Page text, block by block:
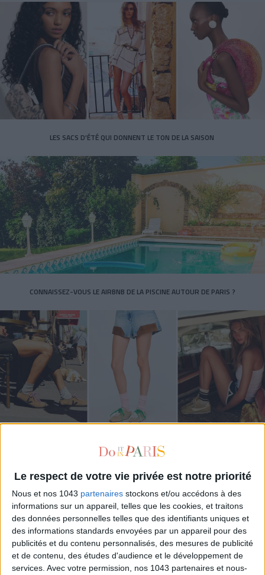
Le respect de votre vie privée est notre priorité
Nous et nos 1043 partenaires stockons et/ou accédons à des
informations sur un appareil, telles que les cookies, et traitons
des données personnelles telles que des identifiants uniques et
des informations standards envoyées par un appareil pour des
publicités et du contenu personnalisés, des mesures de publicité
et de contenu, des études d'audience et le développement de
services. Avec votre permission, nos 1043 partenaires et nous-
LES SACS D’ÉTÉ QUI DONNENT LE TON DE LA SAISON
CONNAISSEZ-VOUS LE AIRBNB DE LA PISCINE AUTOUR DE PARIS ?
LES SNEAKERS STARS DE L’ÉTÉ
Inscrivez-vous à notre newsletter